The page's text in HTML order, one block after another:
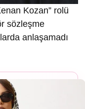
Kozan” rolü
sözleşme
anlaşamadı